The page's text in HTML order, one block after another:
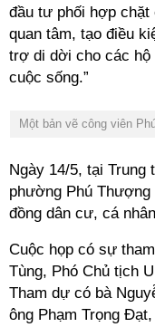
đầu tư phối hợp
quan tâm, tạo điều
trợ di dời cho các hộ
cuộc sống.”
Một bản vẽ công viên
Ngày 14/5, tại Trung
phường Phú Thượng
đồng dân cư, cá
Cuộc họp có sự
Tùng, Phó Chủ tịch
Tham dự có bà
ông Phạm Trọng